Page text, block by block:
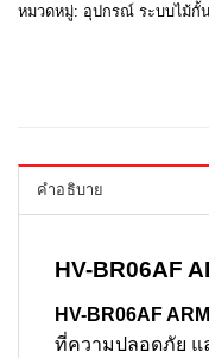
หมวดหมู่: อุปกรณ์ ระบบไม้กั้
คำอธิบาย
HV-BR06AF
HV-BR06AF
ที่ความปลอดภัย แ